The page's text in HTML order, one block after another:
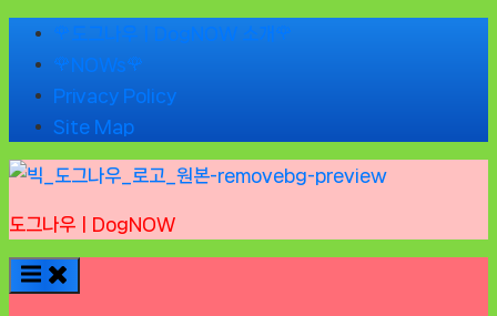
Skip
content
🌹도그나우ㅣDogNOW 소개🌹
🌹NOWs🌹
Privacy Policy
Site Map
도그나우ㅣDogNOW